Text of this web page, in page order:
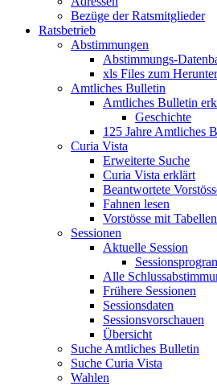
Bezüge der Ratsmitglieder
Ratsbetrieb
Abstimmungen
Abstimmungs-
xls Files zum
Amtliches Bulletin
Amtliches Bulletin
Geschichte
125 Jahre Amtliches
Curia Vista
Erweiterte Suche
Curia Vista erklärt
Beantwortete
Fahnen lesen
Vorstösse mit
Sessionen
Aktuelle Session
Alle
Frühere Sessionen
Sessionsdaten
Sessionsvorschauen
Übersicht
Suche Amtliches Bulletin
Suche Curia Vista
Wahlen